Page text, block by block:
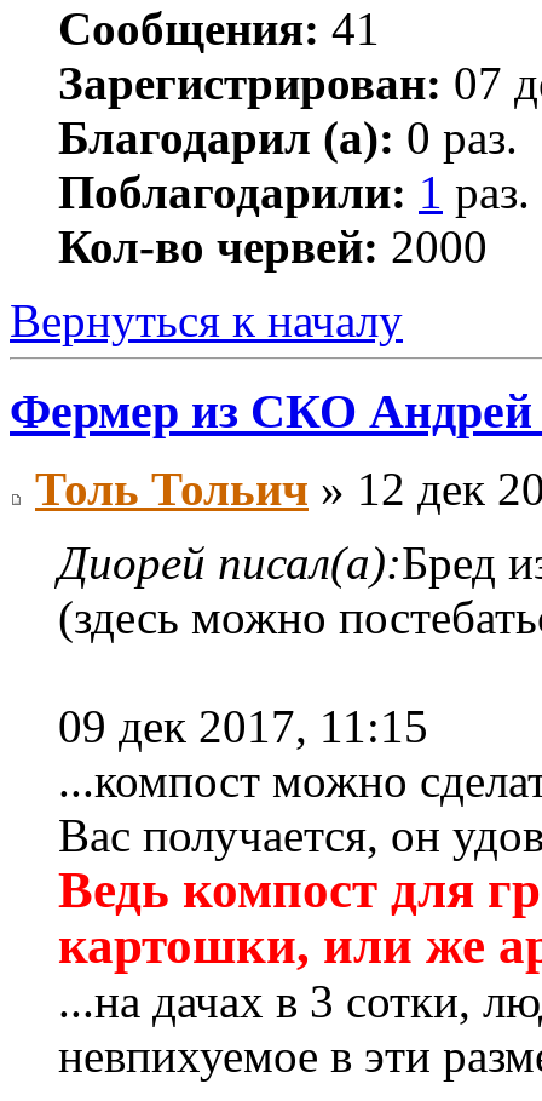
Сообщения: 41
Зарегистрирован: 07
Благодарил (а): 0 раз.
Поблагодарили: 1 раз.
Кол-во червей: 2000
Вернуться к началу
Фермер из СКО Андрей
Толь Тольич » 12 дек
Диорей писал(а):Бред
(здесь можно
09 дек 2017, 11:15
...компост можно
Вас получается, он
Ведь компост для
картошки, или же
...на дачах в 3 сотки,
невпихуемое в эти